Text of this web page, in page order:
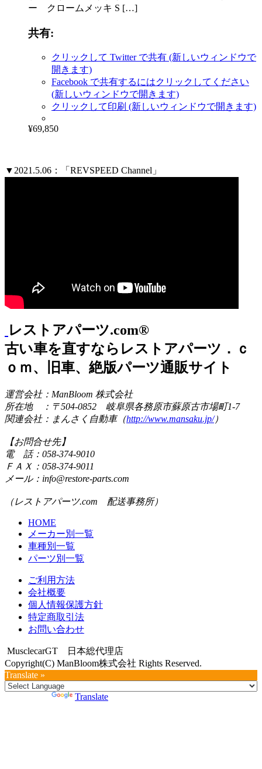
ー クロームメッキ S […]
共有:
クリックして Twitter で共有 (新しいウィンドウで
開きます)
Facebook で共有するにはクリックしてください
(新しいウィンドウで開きます)
クリックして印刷 (新しいウィンドウで開きます)
¥69,850
▼2021.5.06：「REVSPEED Channel」
レストアパーツ.com®
古い車を直すならレストアパーツ．ｃ
ｏｍ、旧車、絶版パーツ通販サイト
運営会社：ManBloom 株式会社
所在地 ：〒504-0852 岐阜県各務原市蘇原古市場町1-7
関連会社：まんさく自動車（http://www.mansaku.jp/）
【お問合せ先】
電 話：058-374-9010
ＦＡＸ：058-374-9011
メール：info@restore-parts.com
（レストアパーツ.com 配送事務所）
HOME
メーカー別一覧
車種別一覧
パーツ別一覧
ご利用方法
会社概要
個人情報保護方針
特定商取引法
お問い合わせ
MusclecarGT 日本総代理店
Copyright(C) ManBloom株式会社 Rights Reserved.
Translate »
Translate